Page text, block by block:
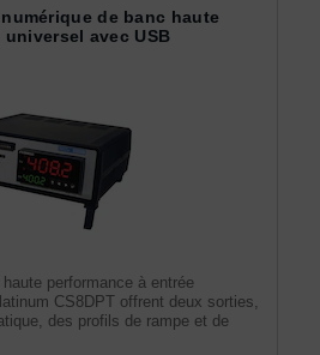
de banc haute
avec USB
haute performance à entrée
CS8DPT offrent deux sorties,
des profils de rampe et de